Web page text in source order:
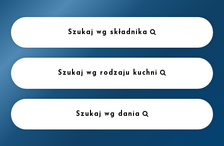
Szukaj wg składnika
Szukaj wg rodzaju kuchni
Szukaj wg dania